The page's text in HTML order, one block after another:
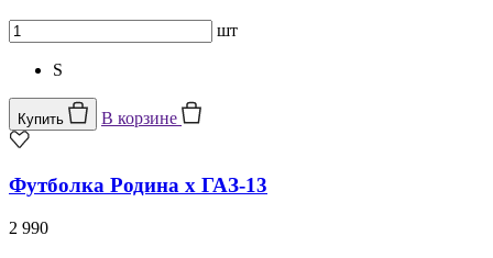
шт
S
Купить В корзине
Футболка Родина x ГАЗ-13
2 990